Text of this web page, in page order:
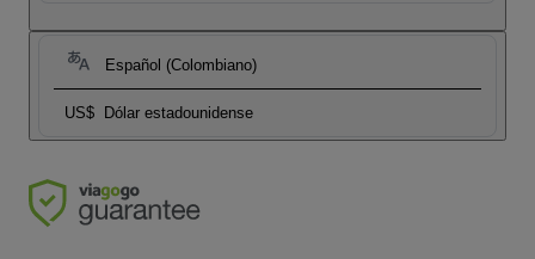
Español (Colombiano)
US$ Dólar estadounidense